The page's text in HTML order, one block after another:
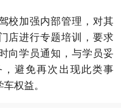
校加强内部管理，对其
店进行专题培训，要求
向学员通知，与学员妥
避免再次出现此类事
权益。